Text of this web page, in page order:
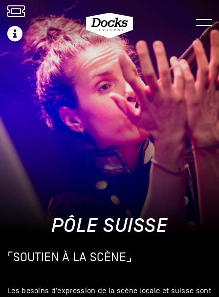
PÔLE SUISSE
⌜SOUTIEN À LA SCÈNE ⌟
Les besoins d’expression de la scène locale et suisse sont